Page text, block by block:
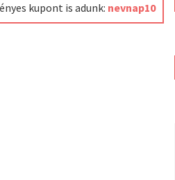
kupont is adunk: nevnap10